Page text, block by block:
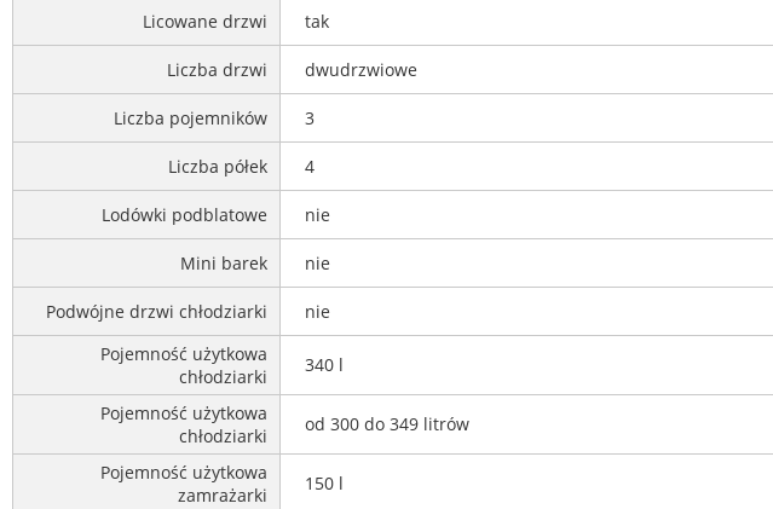
Licowane drzwi tak
Liczba drzwi dwudrzwiowe
Liczba pojemników 3
Liczba półek 4
Lodówki podblatowe nie
Mini barek nie
Podwójne drzwi chłodziarki
nie
Pojemność użytkowa
chłodziarki
340 l
Pojemność użytkowa
chłodziarki
od 300 do 349 litrów
Pojemność użytkowa
zamrażarki
150 l